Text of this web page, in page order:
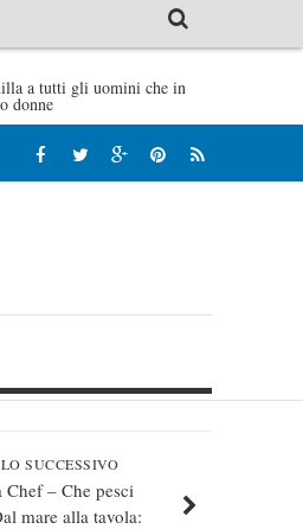
Evansa tutti gli uomini che in
donne
SUCCESSIVO
Chef – Che pesci
mare alla tavola: